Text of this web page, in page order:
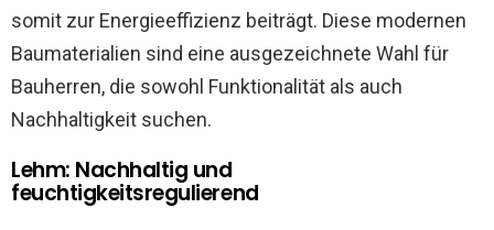
somit zur Energieeffizienz beiträgt. Diese modernen
Baumaterialien sind eine ausgezeichnete Wahl für
Bauherren, die sowohl Funktionalität als auch
Nachhaltigkeit suchen.
Lehm: Nachhaltig und
feuchtigkeitsregulierend